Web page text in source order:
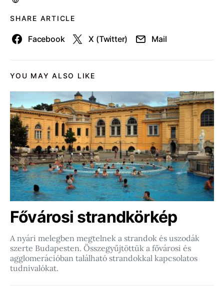
SHARE ARTICLE
Facebook X (Twitter) Mail
YOU MAY ALSO LIKE
Fővárosi strandkörkép
A nyári melegben megtelnek a strandok és uszodák
szerte Budapesten. Összegyűjtöttük a fővárosi és
agglomerációban található strandokkal kapcsolatos
tudnivalókat.